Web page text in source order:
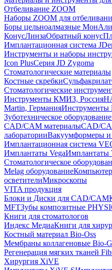
Отбеливание ZOOM
Наборы ZOOM для
Боры цельноалмазные
КонусЛинзаОбратный конус
Имплантационная система
Инструменты и наборы
Icon PlusСерия JD Zygoma
Стоматологические материалы
Костные скребкиСульфакрилат
Стоматологические
Инструменты КМИЗ, Россия
Martin, ГерманияИнструменты
Зуботехническое
CAD/CAM материалыCAD/
лабораторииВакуумформеры и
Имплантационная система
Имплантаты VegaИмплантаты
Стоматологическое
Melag оборудование
осветителиМикроскопы
VITA продукция
Блоки и Диски для CAD/CAM
MFTЗубы композитные
Книги для стоматологов
Индекс МедиаКниги для
Костный материал Bio-Oss
Мембраны коллагеновые Bio-
Регенерация мягких тканей
Хирургия XiVE